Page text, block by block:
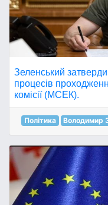
Зеленський
процесів
комісії (МСЕК).
Політика Володимир